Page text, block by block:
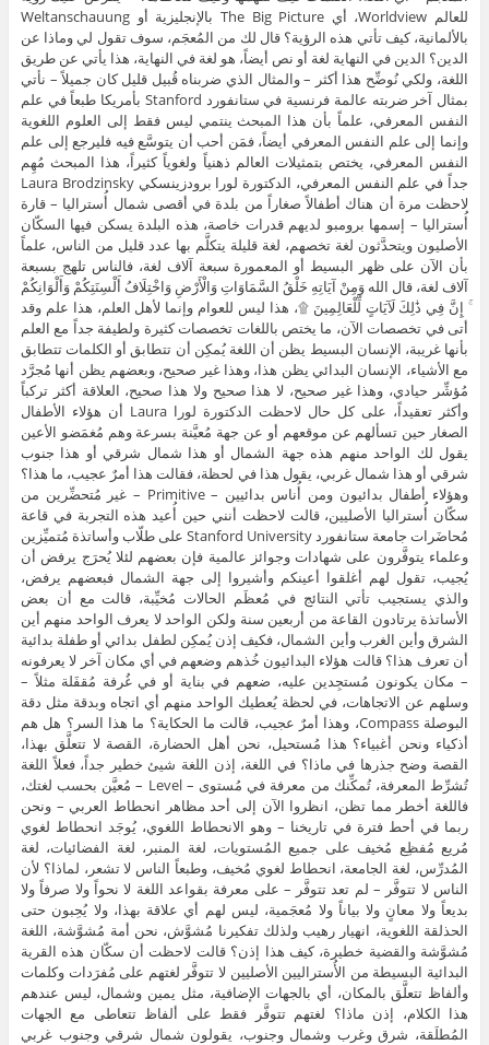
للعالم Worldview، أي The Big Picture بالإنجليزية أو Weltanschauung
بالألمانية، كيف تأتي هذه الرؤية؟ قال لك من المُعجَم، سوف تقول لي وماذا عن
الدين؟ الدين في النهاية لغة أو نص أيضاً، هو لغة في النهاية، هذا يأتي عن طريق
اللغة، ولكي نُوضِّح هذا أكثر – والمثال الذي ضربناه قُبيل قليل كان جميلاً – نأتي
بمثال آخر ضربته عالمة فرنسية في ستانفورد Stanford بأمريكا طبعاً في علم
النفس المعرفي، علماً بأن هذا المبحث ينتمي ليس فقط إلى العلوم اللغوية
وإنما إلى علم النفس المعرفي أيضاً، فمَن أحب أن يتوسَّع فيه فليرجع إلى علم
النفس المعرفي، يختص بتمثيلات العالم ذهنياً ولغوياً كثيراً، هذا المبحث مُهِم
جداً في علم النفس المعرفي، الدكتورة لورا برودزينسكي Laura Brodzinsky
لاحظت مرة أن هناك أطفالاً صغاراً من بلدة في أقصى شمال أُستراليا – قارة
أُستراليا – إسمها برومبو لديهم قدرات خاصة، هذه البلدة يسكن فيها السكّان
الأصليون ويتحدَّثون لغة تخصهم، لغة قليلة يتكلَّم بها عدد قليل من الناس، علماً
بأن الآن على ظهر البسيط أو المعمورة سبعة آلاف لغة، فالناس تلهج بسبعة
آلاف لغة، قال الله وَمِنْ آيَاتِهِ خَلْقُ السَّمَاوَاتِ وَالْأَرْضِ وَاخْتِلَافُ أَلْسِنَتِكُمْ وَأَلْوَانِكُمْ
ۚ إِنَّ فِي ذَٰلِكَ لَآيَاتٍ لِّلْعَالِمِينَ ۩، هذا ليس للعوام وإنما لأهل العلم، هذا علم وقد
أتى في تخصصات الآن، ما يختص باللغات تخصصات كثيرة ولطيفة جداً مع العلم
بأنها غريبة، الإنسان البسيط يظن أن اللغة يُمكِن أن تتطابق أو الكلمات تتطابق
مع الأشياء، الإنسان البدائي يظن هذا، وهذا غير صحيح، وبعضهم يظن أنها مُجرَّد
مُؤشِّر حيادي، وهذا غير صحيح، لا هذا صحيح ولا هذا صحيح، العلاقة أكثر تركباً
وأكثر تعقيداً، على كل حال لاحظت الدكتورة لورا Laura أن هؤلاء الأطفال
الصغار حين تسألهم عن موقعهم أو عن جهة مُعيَّنة بسرعة وهم مُغمَضو الأعين
يقول لك الواحد منهم هذه جهة الشمال أو هذا شمال شرقي أو هذا جنوب
شرقي أو هذا شمال غربي، يقول هذا في لحظة، فقالت هذا أمرٌ عجيب، ما هذا؟
وهؤلاء أطفال بدائيون ومن أُناس بدائيين – Primitive – غير مُتحضِّرين من
سكّان أُستراليا الأصليين، قالت لاحظت أنني حين أُعيد هذه التجربة في قاعة
مُحاضَرات جامعة ستانفورد Stanford University على طلّاب وأساتذة مُتميِّزين
وعلماء يتوفَّرون على شهادات وجوائز عالمية فإن بعضهم لئلا يُحرَج يرفض أن
يُجيب، تقول لهم أغلقوا أعينكم وأشيروا إلى جهة الشمال فبعضهم يرفض،
والذي يستجيب تأتي النتائج في مُعظَم الحالات مُخيِّبة، قالت مع أن بعض
الأساتذة يرتادون القاعة من أربعين سنة ولكن الواحد لا يعرف الواحد منهم أين
الشرق وأين الغرب وأين الشمال، فكيف إذن يُمكِن لطفل بدائي أو طفلة بدائية
أن تعرف هذا؟ قالت هؤلاء البدائيون خُذهم وضعهم في أي مكان آخر لا يعرفونه
– مكان يكونون مُستجِدين عليه، ضعهم في بناية أو في غُرفة مُقفَلة مثلاً –
وسلهم عن الاتجاهات، في لحظة يُعطيك الواحد منهم أي اتجاه وبدقة مثل دقة
البوصلة Compass، وهذا أمرٌ عجيب، قالت ما الحكاية؟ ما هذا السر؟ هل هم
أذكياء ونحن أغبياء؟ هذا مُستحيل، نحن أهل الحضارة، القصة لا تتعلَّق بهذا،
القصة وضح جذرها في ماذا؟ في اللغة، إذن اللغة شيئ خطير جداً، فعلاً اللغة
تُشرِّط المعرفة، تُمكِّنك من معرفة في مُستوى – Level – مُعيَّن بحسب لغتك،
فاللغة أخطر مما تظن، انظروا الآن إلى أحد مظاهر انحطاط العربي – ونحن
ربما في أحط فترة في تاريخنا – وهو الانحطاط اللغوي، يُوجَد انحطاط لغوي
مُريع مُفظِع مُخيف على جميع المُستويات، لغة المنبر، لغة الفضائيات، لغة
المُدرِّس، لغة الجامعة، انحطاط لغوي مُخيف، وطبعاً الناس لا تشعر، لماذا؟ لأن
الناس لا تتوفَّر – لم تعد تتوفَّر – على معرفة بقواعد اللغة لا نحواً ولا صرفاً ولا
بديعاً ولا معانٍ ولا بياناً ولا مُعجَمية، ليس لهم أي علاقة بهذا، ولا يُحِبون حتى
الحذلقة اللغوية، انهيار رهيب ولذلك تفكيرنا مُشوَّش، نحن أمة مُشوَّشة، اللغة
مُشوَّشة والقضية خطيرة، كيف هذا إذن؟ قالت لاحظت أن سكّان هذه القرية
البدائية البسيطة من الأُستراليين الأصليين لا تتوفَّر لغتهم على مُفرَدات وكلمات
وألفاظ تتعلَّق بالمكان، أي بالجهات الإضافية، مثل يمين وشمال، ليس عندهم
هذا الكلام، إذن ماذا؟ لغتهم تتوفَّر فقط على ألفاظ تتعاطى مع الجهات
المُطلَقة، شرق وغرب وشمال وجنوب، يقولون شمال شرقي وجنوب غربي